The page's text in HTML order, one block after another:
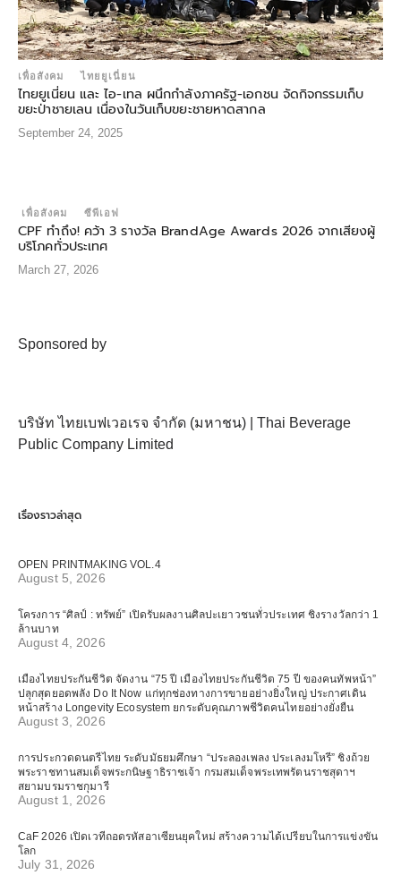
เพื่อสังคม ไทยยูเนี่ยน
ไทยยูเนี่ยน และ ไอ-เทล ผนึกกำลังภาครัฐ-เอกชน จัดกิจกรรมเก็บ
ขยะป่าชายเลน เนื่องในวันเก็บขยะชายหาดสากล
September 24, 2025
เพื่อสังคม ซีพีเอฟ
CPF ทำถึง! คว้า 3 รางวัล BrandAge Awards 2026 จากเสียงผู้
บริโภคทั่วประเทศ
March 27, 2026
Sponsored by
บริษัท ไทยเบฟเวอเรจ จำกัด (มหาชน) | Thai Beverage
Public Company Limited
เรื่องราวล่าสุด
OPEN PRINTMAKING VOL.4
August 5, 2026
โครงการ “ศิลป์ : ทรัพย์” เปิดรับผลงานศิลปะเยาวชนทั่วประเทศ ชิงรางวัลกว่า 1
ล้านบาท
August 4, 2026
เมืองไทยประกันชีวิต จัดงาน “75 ปี เมืองไทยประกันชีวิต 75 ปี ของคนทัพหน้า”
ปลุกสุดยอดพลัง Do It Now แก่ทุกช่องทางการขายอย่างยิ่งใหญ่ ประกาศเดิน
หน้าสร้าง Longevity Ecosystem ยกระดับคุณภาพชีวิตคนไทยอย่างยั่งยืน
August 3, 2026
การประกวดดนตรีไทย ระดับมัธยมศึกษา “ประลองเพลง ประเลงมโหรี” ชิงถ้วย
พระราชทานสมเด็จพระกนิษฐาธิราชเจ้า กรมสมเด็จพระเทพรัตนราชสุดาฯ
สยามบรมราชกุมารี
August 1, 2026
CaF 2026 เปิดเวทีถอดรหัสอาเซียนยุคใหม่ สร้างความได้เปรียบในการแข่งขัน
โลก
July 31, 2026